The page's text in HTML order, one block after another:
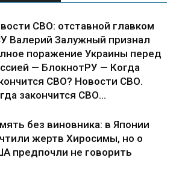
СВО: отставной главком
Валерий Залужный признал
поражение Украины перед
— БлокнотРУ — Когда
СВО? Новости СВО.
закончится СВО...
без виновника: в Японии
жертв Хиросимы, но о
предпочли не говорить